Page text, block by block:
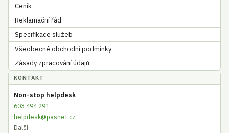
Ceník
Reklamační řád
Specifikace služeb
Všeobecné obchodní podmínky
Zásady zpracování údajů
KONTAKT
Non-stop helpdesk
603 494 291
helpdesk@pasnet.cz
Další: